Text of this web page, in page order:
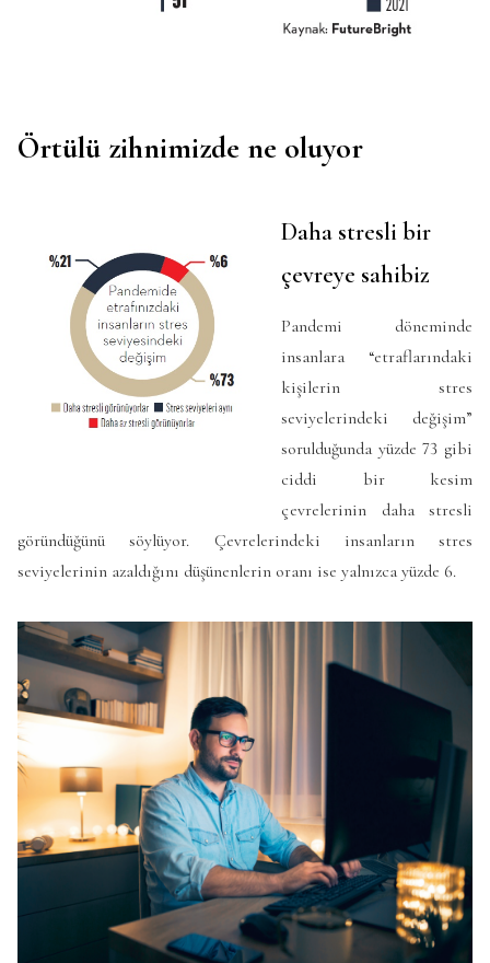
Örtülü zihnimizde ne oluyor
Daha stresli bir
çevreye sahibiz
Pandemi döneminde
insanlara “etraflarındaki
kişilerin stres
seviyelerindeki değişim”
sorulduğunda yüzde 73 gibi
ciddi bir kesim
çevrelerinin daha stresli
göründüğünü söylüyor. Çevrelerindeki insanların stres
seviyelerinin azaldığını düşünenlerin oranı ise yalnızca yüzde 6.